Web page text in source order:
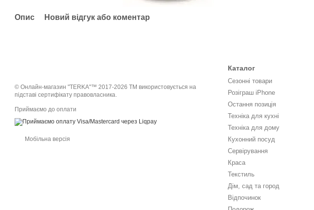
Опис Новий відгук або коментар
© Онлайн-магазин "TERKA"™ 2017-2026 ТМ використовується на
підставі сертифікату правовласника.
Приймаємо до оплати
Мобільна версія
Каталог
Сезонні товари
Розіграш iPhone
Остання позиція
Техніка для кухні
Техніка для дому
Кухонний посуд
Сервірування
Краса
Текстиль
Дім, сад та город
Відпочинок